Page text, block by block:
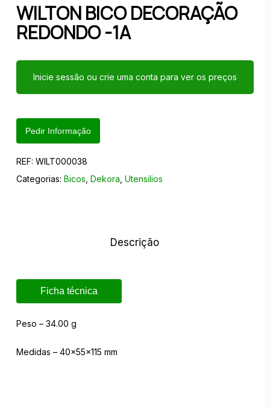
WILTON BICO DECORAÇÃO
REDONDO -1A
Inicie sessão ou crie uma conta para ver os preços
Pedir Informação
REF: WILT000038
Categorias: Bicos Dekora Utensilios
Descrição
Ficha técnica
Peso – 34.00 g
Medidas – 40x55x115 mm